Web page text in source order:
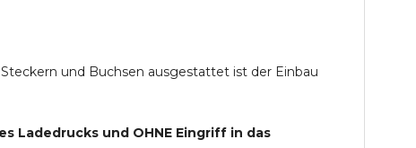
und Buchsen ausgestattet ist der Einbau
Ladedrucks und OHNE Eingriff in das